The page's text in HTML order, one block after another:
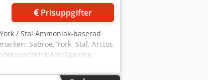
Prisuppgifter
/ Stal Ammoniak-baserad
Sabroe, York, Stal, Arctos
linjen omfattar: 1.
3 600 rpm, dimensioner: 3 900